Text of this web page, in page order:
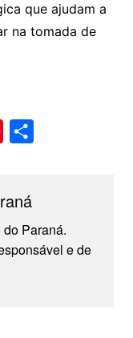
que ajudam a
na tomada de
t
e
r
a
r
Paraná.
e de